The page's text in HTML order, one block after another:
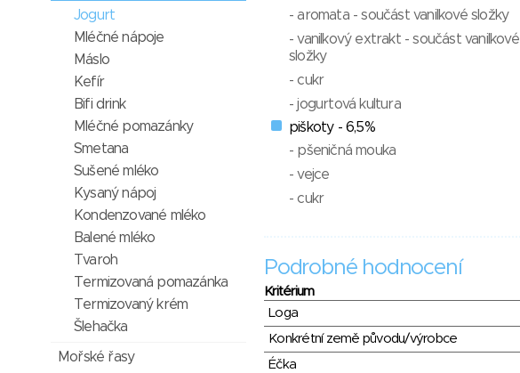
- aromata - součást vanilkové složky
- vanilkový extrakt - součást vanilkové
složky
- cukr
- jogurtová kultura
piškoty - 6,5%
- pšeničná mouka
- vejce
- cukr
Podrobné hodnocení
Kritérium
Loga
Konkrétní země původu/výrobce
Éčka
Jogurt
Mléčné nápoje
Máslo
Kefír
Bifi drink
Mléčné pomazánky
Smetana
Sušené mléko
Kysaný nápoj
Kondenzované mléko
Balené mléko
Tvaroh
Termizovaná pomazánka
Termizovaný krém
Šlehačka
Mořské řasy